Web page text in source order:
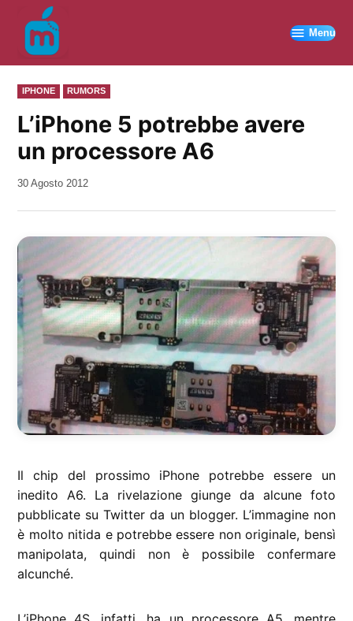
contenuto
Menu
PUBBLICATO
IN
IPHONE RUMORS
L’iPhone 5 potrebbe avere
un processore A6
da
30 Agosto 2012
Il chip del prossimo iPhone potrebbe essere un
inedito A6. La rivelazione giunge da alcune foto
pubblicate su Twitter da un blogger. L’immagine non
è molto nitida e potrebbe essere non originale, bensì
manipolata, quindi non è possibile confermare
alcunché.